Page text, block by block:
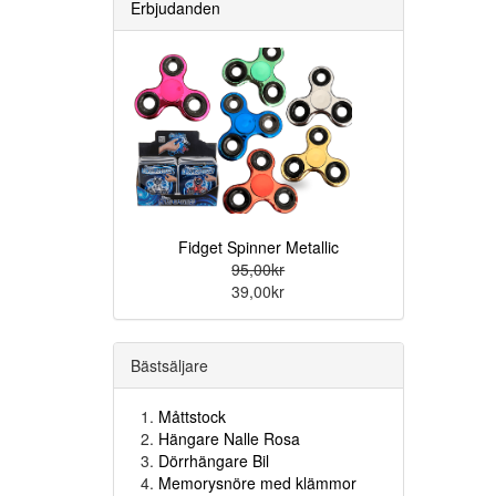
Erbjudanden
Fidget Spinner Metallic
95,00kr
39,00kr
Bästsäljare
Måttstock
Hängare Nalle Rosa
Dörrhängare Bil
Memorysnöre med klämmor